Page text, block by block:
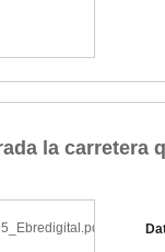
la carretera